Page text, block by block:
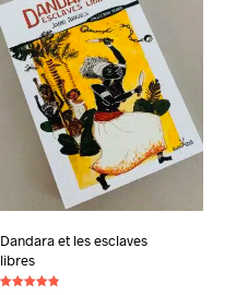
Dandara et les esclaves
libres